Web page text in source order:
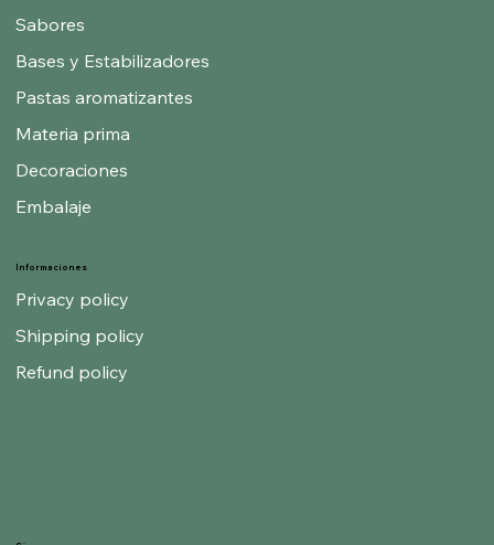
Informaciones
Privacy policy
Shipping policy
Refund policy
Sabores
Bases y Estabilizadores
Pastas aromatizantes
Materia prima
Decoraciones
Embalaje